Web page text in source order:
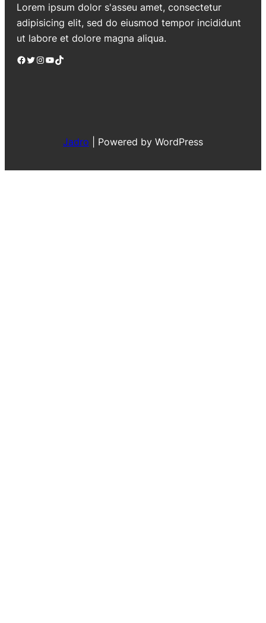
Lorem ipsum dolor s'asseu amet, consectetur
adipisicing elit, sed do eiusmod tempor incididunt
ut labore et dolore magna aliqua.
Facebook Twitter Instagram YouTube TikTok
Jadro Powered by WordPress